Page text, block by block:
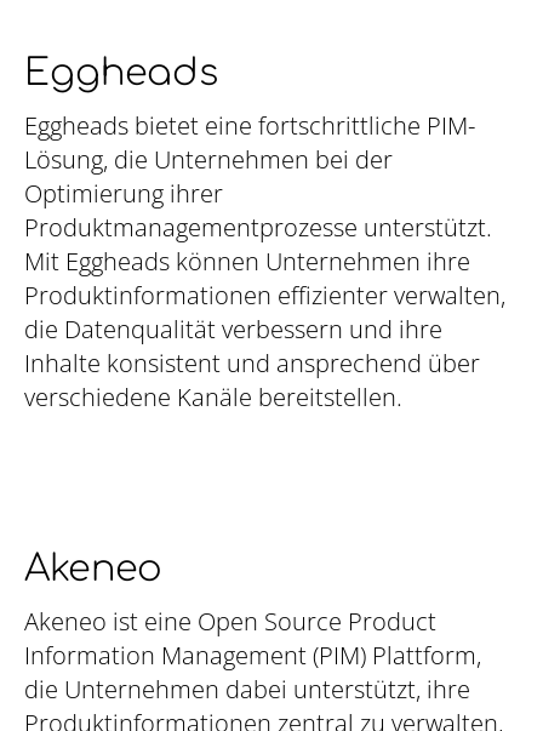
Eggheads
Eggheads bietet eine fortschrittliche PIM-
Lösung, die Unternehmen bei der
Optimierung ihrer
Produktmanagementprozesse unterstützt.
Mit Eggheads können Unternehmen ihre
Produktinformationen effizienter verwalten,
die Datenqualität verbessern und ihre
Inhalte konsistent und ansprechend über
verschiedene Kanäle bereitstellen.
Akeneo
Akeneo ist eine Open Source Product
Information Management (PIM) Plattform,
die Unternehmen dabei unterstützt, ihre
Produktinformationen zentral zu verwalten,